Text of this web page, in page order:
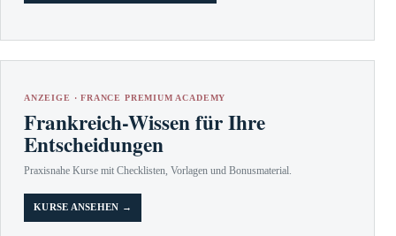
ANZEIGE · FRANCE PREMIUM ACADEMY
Frankreich-Wissen für Ihre
Entscheidungen
Praxisnahe Kurse mit Checklisten, Vorlagen und Bonusmaterial.
KURSE ANSEHEN →